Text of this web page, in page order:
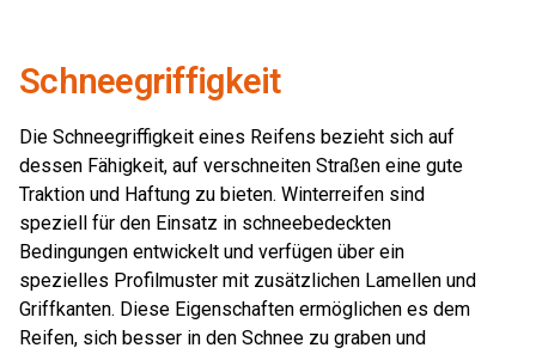
Schneegriffigkeit
Die Schneegriffigkeit eines Reifens bezieht sich auf
dessen Fähigkeit, auf verschneiten Straßen eine gute
Traktion und Haftung zu bieten. Winterreifen sind
speziell für den Einsatz in schneebedeckten
Bedingungen entwickelt und verfügen über ein
spezielles Profilmuster mit zusätzlichen Lamellen und
Griffkanten. Diese Eigenschaften ermöglichen es dem
Reifen, sich besser in den Schnee zu graben und